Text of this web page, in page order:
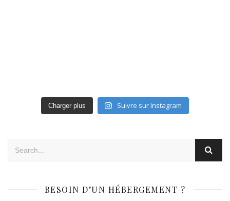
Charger plus Suivre sur Instagram
BESOIN D’UN HÉBERGEMENT ?